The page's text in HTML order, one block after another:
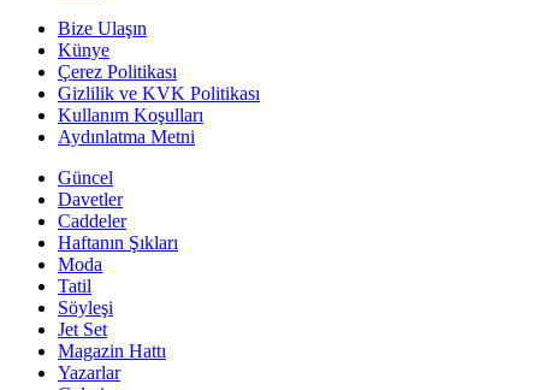
Bize Ulaşın
Künye
Çerez Politikası
Gizlilik ve KVK Politikası
Kullanım Koşulları
Aydınlatma Metni
Güncel
Davetler
Caddeler
Haftanın Şıkları
Moda
Tatil
Söyleşi
Jet Set
Magazin Hattı
Yazarlar